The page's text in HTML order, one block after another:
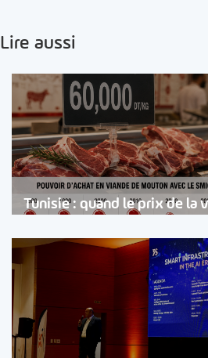
Lire aussi
Tunisie : quand le prix de la